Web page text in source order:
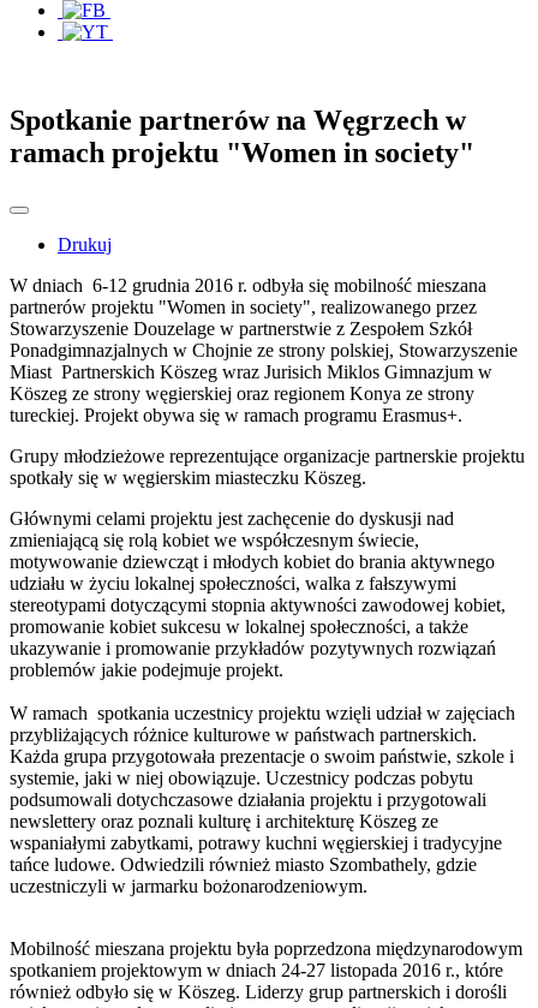
Spotkanie partnerów na Węgrzech w
ramach projektu "Women in society"
Drukuj
W dniach 6-12 grudnia 2016 r. odbyła się mobilność mieszana
partnerów projektu "Women in society", realizowanego przez
Stowarzyszenie Douzelage w partnerstwie z Zespołem Szkół
Ponadgimnazjalnych w Chojnie ze strony polskiej, Stowarzyszenie
Miast Partnerskich Köszeg wraz Jurisich Miklos Gimnazjum w
Köszeg ze strony węgierskiej oraz regionem Konya ze strony
tureckiej. Projekt obywa się w ramach programu Erasmus+.
Grupy młodzieżowe reprezentujące organizacje partnerskie projektu
spotkały się w węgierskim miasteczku Köszeg.
Głównymi celami projektu jest zachęcenie do dyskusji nad
zmieniającą się rolą kobiet we współczesnym świecie,
motywowanie dziewcząt i młodych kobiet do brania aktywnego
udziału w życiu lokalnej społeczności, walka z fałszywymi
stereotypami dotyczącymi stopnia aktywności zawodowej kobiet,
promowanie kobiet sukcesu w lokalnej społeczności, a także
ukazywanie i promowanie przykładów pozytywnych rozwiązań
problemów jakie podejmuje projekt.
W ramach spotkania uczestnicy projektu wzięli udział w zajęciach
przybliżających różnice kulturowe w państwach partnerskich.
Każda grupa przygotowała prezentacje o swoim państwie, szkole i
systemie, jaki w niej obowiązuje. Uczestnicy podczas pobytu
podsumowali dotychczasowe działania projektu i przygotowali
newslettery oraz poznali kulturę i architekturę Köszeg ze
wspaniałymi zabytkami, potrawy kuchni węgierskiej i tradycyjne
tańce ludowe. Odwiedzili również miasto Szombathely, gdzie
uczestniczyli w jarmarku bożonarodzeniowym.
Mobilność mieszana projektu była poprzedzona międzynarodowym
spotkaniem projektowym w dniach 24-27 listopada 2016 r., które
również odbyło się w Köszeg. Liderzy grup partnerskich i dorośli